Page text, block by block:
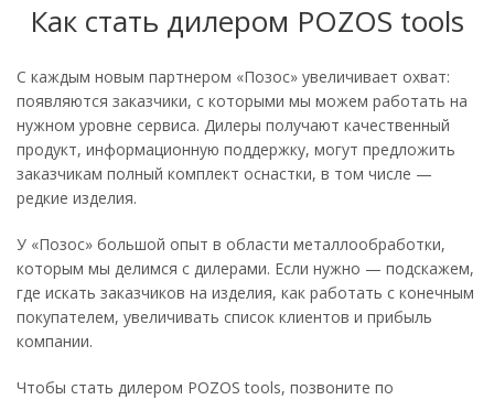
Как стать дилером POZOS tools
С каждым новым партнером «Позос» увеличивает охват:
появляются заказчики, с которыми мы можем работать на
нужном уровне сервиса. Дилеры получают качественный
продукт, информационную поддержку, могут предложить
заказчикам полный комплект оснастки, в том числе —
редкие изделия.
У «Позос» большой опыт в области металлообработки,
которым мы делимся с дилерами. Если нужно — подскажем,
где искать заказчиков на изделия, как работать с конечным
покупателем, увеличивать список клиентов и прибыль
компании.
Чтобы стать дилером POZOS tools, позвоните по